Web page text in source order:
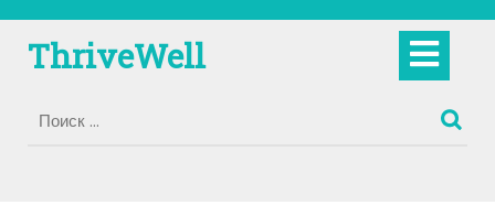
содержимому
ThriveWell